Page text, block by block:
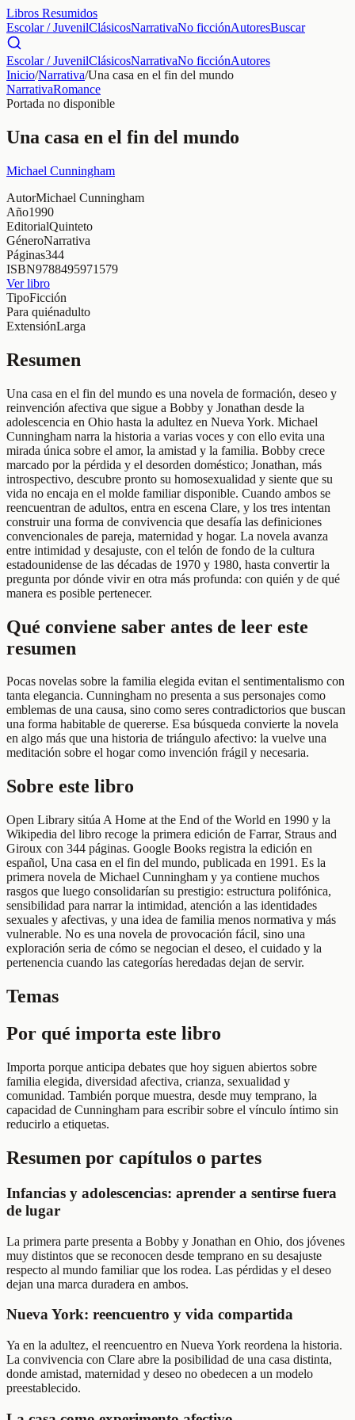
Libros Resumidos
Escolar / JuvenilClásicosNarrativaNo ficciónAutoresBuscar
Escolar / JuvenilClásicosNarrativaNo ficciónAutores
Inicio/Narrativa/Una casa en el fin del mundo
NarrativaRomance
Portada no disponible
Una casa en el fin del mundo
Michael Cunningham
AutorMichael Cunningham
Año1990
EditorialQuinteto
GéneroNarrativa
Páginas344
ISBN9788495971579
Ver libro
TipoFicción
Para quiénadulto
ExtensiónLarga
Resumen
Una casa en el fin del mundo es una novela de formación, deseo y
reinvención afectiva que sigue a Bobby y Jonathan desde la
adolescencia en Ohio hasta la adultez en Nueva York. Michael
Cunningham narra la historia a varias voces y con ello evita una
mirada única sobre el amor, la amistad y la familia. Bobby crece
marcado por la pérdida y el desorden doméstico; Jonathan, más
introspectivo, descubre pronto su homosexualidad y siente que su
vida no encaja en el molde familiar disponible. Cuando ambos se
reencuentran de adultos, entra en escena Clare, y los tres intentan
construir una forma de convivencia que desafía las definiciones
convencionales de pareja, maternidad y hogar. La novela avanza
entre intimidad y desajuste, con el telón de fondo de la cultura
estadounidense de las décadas de 1970 y 1980, hasta convertir la
pregunta por dónde vivir en otra más profunda: con quién y de qué
manera es posible pertenecer.
Qué conviene saber antes de leer este
resumen
Pocas novelas sobre la familia elegida evitan el sentimentalismo con
tanta elegancia. Cunningham no presenta a sus personajes como
emblemas de una causa, sino como seres contradictorios que buscan
una forma habitable de quererse. Esa búsqueda convierte la novela
en algo más que una historia de triángulo afectivo: la vuelve una
meditación sobre el hogar como invención frágil y necesaria.
Sobre este libro
Open Library sitúa A Home at the End of the World en 1990 y la
Wikipedia del libro recoge la primera edición de Farrar, Straus and
Giroux con 344 páginas. Google Books registra la edición en
español, Una casa en el fin del mundo, publicada en 1991. Es la
primera novela de Michael Cunningham y ya contiene muchos
rasgos que luego consolidarían su prestigio: estructura polifónica,
sensibilidad para narrar la intimidad, atención a las identidades
sexuales y afectivas, y una idea de familia menos normativa y más
vulnerable. No es una novela de provocación fácil, sino una
exploración seria de cómo se negocian el deseo, el cuidado y la
pertenencia cuando las categorías heredadas dejan de servir.
Temas
Por qué importa este libro
Importa porque anticipa debates que hoy siguen abiertos sobre
familia elegida, diversidad afectiva, crianza, sexualidad y
comunidad. También porque muestra, desde muy temprano, la
capacidad de Cunningham para escribir sobre el vínculo íntimo sin
reducirlo a etiquetas.
Resumen por capítulos o partes
Infancias y adolescencias: aprender a sentirse fuera
de lugar
La primera parte presenta a Bobby y Jonathan en Ohio, dos jóvenes
muy distintos que se reconocen desde temprano en su desajuste
respecto al mundo familiar que los rodea. Las pérdidas y el deseo
dejan una marca duradera en ambos.
Nueva York: reencuentro y vida compartida
Ya en la adultez, el reencuentro en Nueva York reordena la historia.
La convivencia con Clare abre la posibilidad de una casa distinta,
donde amistad, maternidad y deseo no obedecen a un modelo
preestablecido.